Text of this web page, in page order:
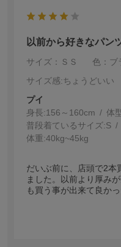
以前から好きなパン
サイズ：ＳＳ
色：ブ
サイズ感:ちょうどいい
プイ
身長:156～160cm 体
普段着ているサイズ:S
体重:40kg~45kg
だいぶ前に、店頭で2本
ました。以前より厚み
も買う事が出来て良か